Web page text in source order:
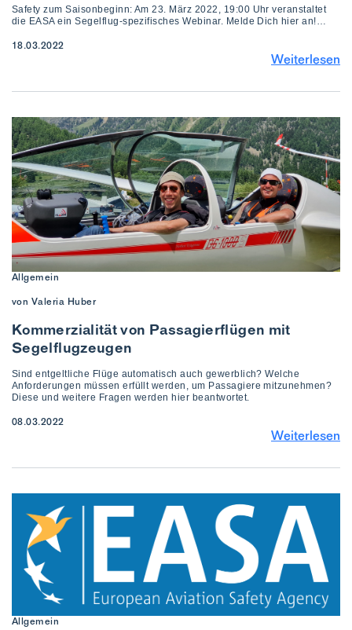
Safety zum Saisonbeginn: Am 23. März 2022, 19:00 Uhr veranstaltet
die EASA ein Segelflug-spezifisches Webinar. Melde Dich hier an!…
18.03.2022
Weiterlesen
Allgemein
von Valeria Huber
Kommerzialität von Passagierflügen mit
Segelflugzeugen
Sind entgeltliche Flüge automatisch auch gewerblich? Welche
Anforderungen müssen erfüllt werden, um Passagiere mitzunehmen?
Diese und weitere Fragen werden hier beantwortet.
08.03.2022
Weiterlesen
Allgemein